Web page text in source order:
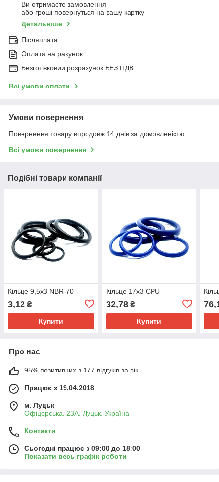
Ви отримаєте замовлення
або гроші повернуться на вашу картку
Детальніше
Післяплата
Оплата на рахунок
Безготівковий розрахунок БЕЗ ПДВ
Всі умови оплати
Умови повернення
Повернення товару впродовж 14 днів за домовленістю
Всі умови повернення
Подібні товари компанії
Кільце 9,5х3 NBR-70
3,12 ₴
Купити
Кільце 17х3 CPU
32,78₴
Купити
Про нас
95% позитивних з 177 відгуків за рік
Працює з 19.04.2018
м. Луцьк
Офіцерська, 23А, Луцьк, Україна
Контакти
Сьогодні працює з 09:00 до 18:00
Показати весь графік роботи